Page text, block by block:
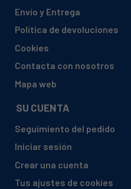
Envío y Entrega
Política de devoluciones
Cookies
Contacta con nosotros
Mapa web
SU CUENTA
Seguimiento del pedido
Iniciar sesión
Crear una cuenta
Tus ajustes de cookies